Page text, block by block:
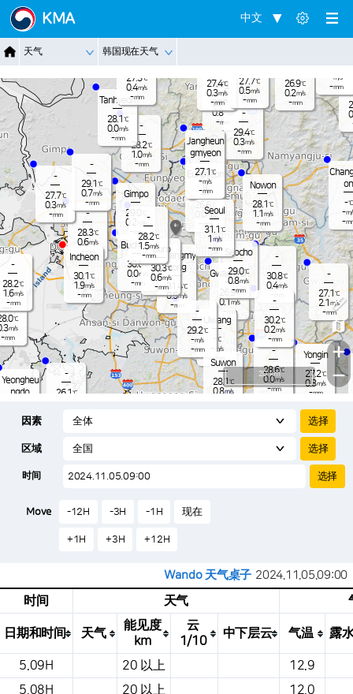
KMA 中文
天气 韩国现在天气
-
℃
m/s
-mm
Yeongheu
ngdo
m/s
Yangju
28.3
0.8m/s
-mm
Gwacheon
26.9℃
0.1m/s
-mm
Yongin
27.2℃
0.8m/s
-mm
-
27.1 ℃
2.1 m/s
-mm
1.0m/s
-
26.1 ℃
-
28.3℃
0.6m/s
-mm
-
28.2℃
1.0m/s
-mm
Pocheon
26.9℃
0.2m/s
-mm
-
27.7℃
0.3m/s
-mm
on
-℃
-m/
-
Tanhyeon
28.1 ℃
0.0m/s
-mm
-
m/s
-mm
Uiwang
-℃
- m/s
-mm
Gimpo
29.0
0.2
-mm
Gwangmy
eong
31.4℃
0.5m/s
-mm
Bucheon
30.6℃
0.0m/s
-mm
-
29.1 ℃
0.7m/s
-mm
Guro
30.3℃
0.6m/s
-mm
Eunpyeon
g
26.6
0.0m/s
-mm
Nowon
28.1 ℃
1.1 m/s
-mm
-
30.8℃
0.4m/s
-mm
Seocho
29.0℃
0.8m/s
-mm
-
29.4℃
0.3m/s
-mm
-
28.6℃
0.0m/s
-mm
-
29.2℃
-m/s
-mm
-
30.2℃
0.2m/s
-mm
Jangheun
gmyeon
27.1 ℃
-m/s
-mm
n
27.4℃
0.3m/s
-mm
26.3℃
0.7
-
-
28.2℃
1.6m/s
-mm
-
28.2℃
1.5m/s
-mm
Suwon
28.1℃
0.8m/s
Incheon
30.1 ℃
1.9m/s
-mm
Seoul
31.1 ℃
1 m/s
-mm
Paju
27.3℃
0.4m/s
-mm
27.7℃
0.5m/s
-mm
+
−
20 km
因素
区域
时间
Move -12H -3H -1H 现在
+1H +3H +12H
Wando 天气桌子 2024.11.05.09:00
这是一张气象条件表，显示地点、天气、温度、降水量、风压、气压等。
时间 天气
日期和时间 天气
能见度
km
云
1/10
中下层云 气温 露
5.09H 20 以上 12.9
5.08H
20 以上 12.0